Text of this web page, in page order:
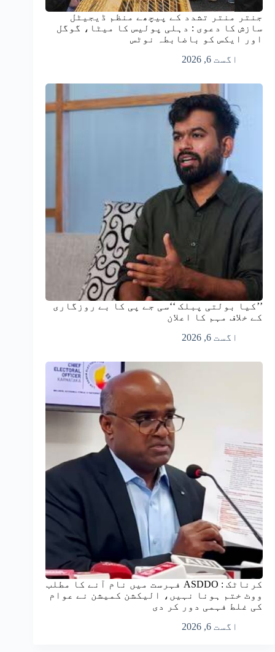
جنتر منتر تشدد کے پیچھے منظم ڈیجیٹل
سازش کا دعوی : دہلی پولیس کا میٹا، گوگل
اور ایکس کو باضابطہ نوٹس
اگست 6, 2026
’’کیا بولتی پبلک ‘‘سی جے پی کا بے روزگاری
کے خلاف مہم کا اعلان
اگست 6, 2026
کرناٹک : ASDDO فہرست میں نام آنے کا مطلب
ووٹ ختم ہونا نہیں، الیکشن کمیشن نے عوام
کی غلط فہمی دور کر دی
اگست 6, 2026